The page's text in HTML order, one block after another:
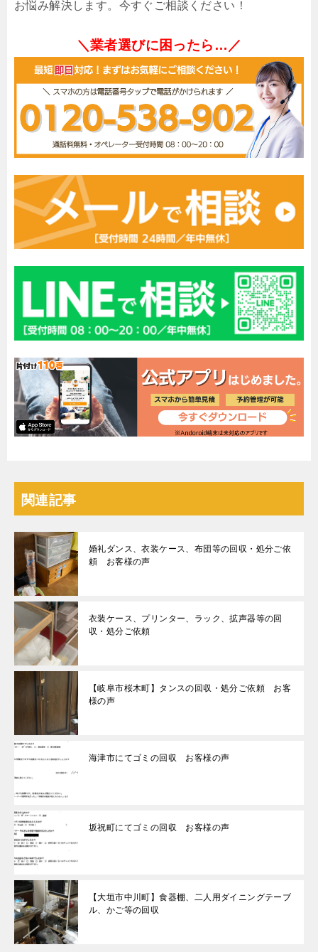
お悩み解決します。今すぐご相談ください！
＼業者選びに困ったら…／
関連記事
婚礼ダンス、衣装ケース、布団等の回収・処分ご依
頼 お客様の声
衣装ケース、プリンター、ラック、拡声器等の回
収・処分ご依頼
【岐阜市桜木町】タンスの回収・処分ご依頼 お客
様の声
海津市にてゴミの回収 お客様の声
坂祝町にてゴミの回収 お客様の声
【大垣市中川町】食器棚、二人用ダイニングテーブ
ル、かご等の回収